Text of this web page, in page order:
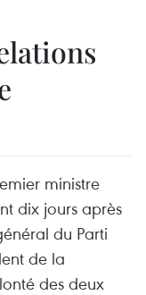
ministre
dix jours après
du Parti
de la
des deux